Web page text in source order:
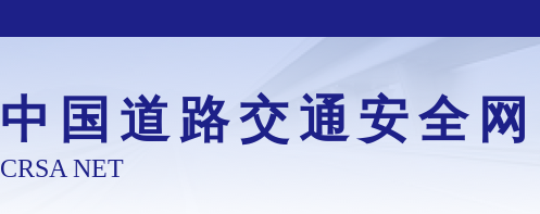
中国道路交通安全网
CRSA NET